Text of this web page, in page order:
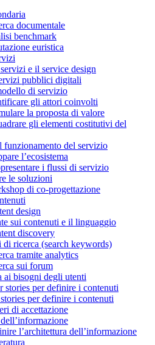
documentale
benchmark
euristica
e il service design
pubblici digitali
di servizio
gli attori coinvolti
la proposta di valore
gli elementi costitutivi del
funzionamento del servizio
l’ecosistema
i flussi di servizio
le soluzioni
di co-progettazione
design
sui contenuti e il linguaggio
discovery
di ricerca (search keywords)
tramite analytics
sui forum
ai bisogni degli utenti
stories per definire i contenuti
per definire i contenuti
di accettazione
l’architettura dell’informazione